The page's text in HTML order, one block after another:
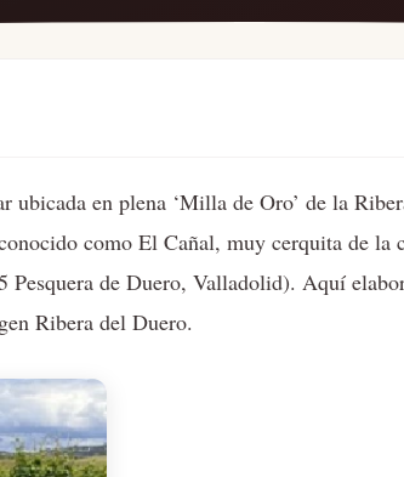
ubicada en plena ‘Milla de Oro’ de la
como El Cañal, muy cerquita de la
Pesquera de Duero, Valladolid). Aquí
Ribera del Duero.